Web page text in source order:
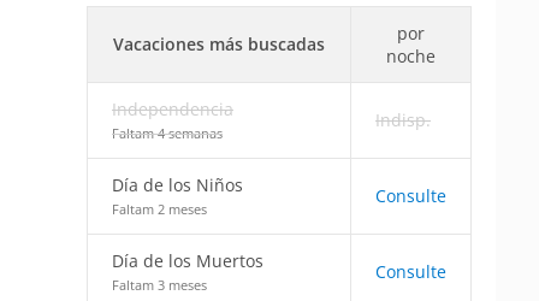
Vacaciones más buscadas
por
noche
Independencia
Faltam 4 semanas
Indisp.
Día de los Niños
Faltam 2 meses
Consulte
Día de los Muertos
Faltam 3 meses
Consulte